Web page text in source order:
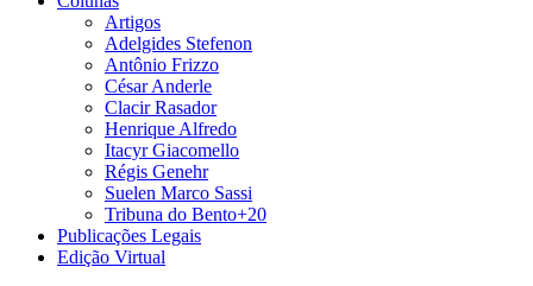
Artigos
Adelgides Stefenon
Antônio Frizzo
César Anderle
Clacir Rasador
Henrique Alfredo
Itacyr Giacomello
Régis Genehr
Suelen Marco Sassi
Tribuna do Bento+20
Publicações Legais
Edição Virtual